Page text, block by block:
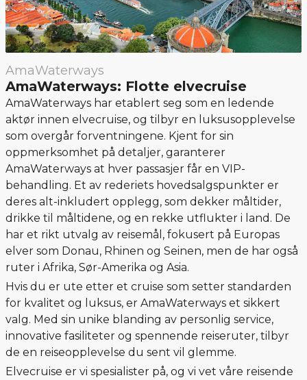
AmaWaterways
AmaWaterways: Flotte elvecruise
AmaWaterways har etablert seg som en ledende
aktør innen elvecruise, og tilbyr en luksusopplevelse
som overgår forventningene. Kjent for sin
oppmerksomhet på detaljer, garanterer
AmaWaterways at hver passasjer får en VIP-
behandling. Et av rederiets hovedsalgspunkter er
deres alt-inkludert opplegg, som dekker måltider,
drikke til måltidene, og en rekke utflukter i land. De
har et rikt utvalg av reisemål, fokusert på Europas
elver som Donau, Rhinen og Seinen, men de har også
ruter i Afrika, Sør-Amerika og Asia.
Hvis du er ute etter et cruise som setter standarden
for kvalitet og luksus, er AmaWaterways et sikkert
valg. Med sin unike blanding av personlig service,
innovative fasiliteter og spennende reiseruter, tilbyr
de en reiseopplevelse du sent vil glemme.
Elvecruise er vi spesialister på, og vi vet våre reisende